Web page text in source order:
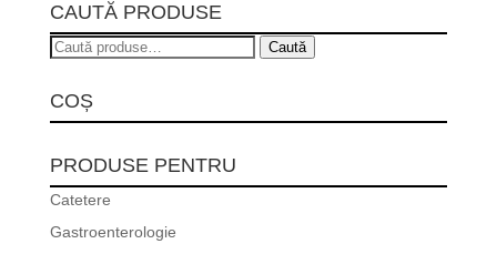
CAUTĂ PRODUSE
Caută
Caută
COȘ
PRODUSE PENTRU
Catetere
Gastroenterologie